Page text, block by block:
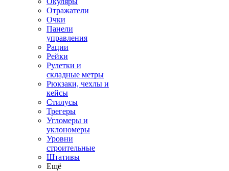
Отражатели
Очки
Панели
управления
Рации
Рейки
Рулетки и
складные метры
Рюкзаки, чехлы и
кейсы
Стилусы
Трегеры
Угломеры и
уклономеры
Уровни
строительные
Штативы
Ещё